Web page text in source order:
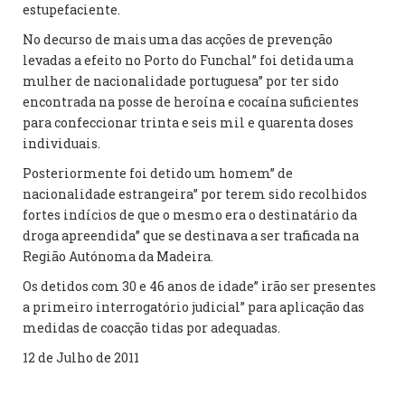
estupefaciente.
No decurso de mais uma das acções de prevenção
levadas a efeito no Porto do Funchal” foi detida uma
mulher de nacionalidade portuguesa” por ter sido
encontrada na posse de heroína e cocaína suficientes
para confeccionar trinta e seis mil e quarenta doses
individuais.
Posteriormente foi detido um homem” de
nacionalidade estrangeira” por terem sido recolhidos
fortes indícios de que o mesmo era o destinatário da
droga apreendida” que se destinava a ser traficada na
Região Autónoma da Madeira.
Os detidos com 30 e 46 anos de idade” irão ser presentes
a primeiro interrogatório judicial” para aplicação das
medidas de coacção tidas por adequadas.
12 de Julho de 2011